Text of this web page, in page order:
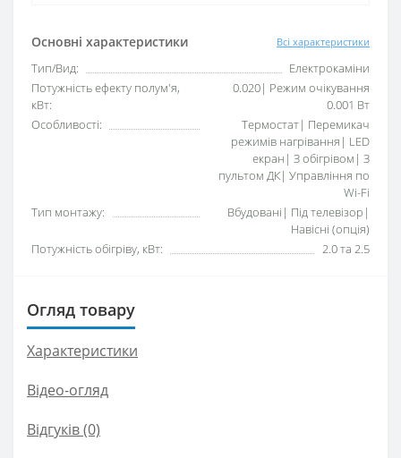
Основні характеристики Всі характеристики
Тип/Вид:
Електрокаміни
Потужність ефекту полум'я,
кВт:
0.020| Режим очікування
0.001 Вт
Особливості:
Термостат| Перемикач
режимів нагрівання| LED
екран| З обігрівом| З
пультом ДК| Управління по
Wi-Fi
Тип монтажу:
Вбудовані| Під телевізор|
Навісні (опція)
Потужність обігріву, кВт:
2.0 та 2.5
Огляд товару
Характеристики
Відео-огляд
Відгуків (0)